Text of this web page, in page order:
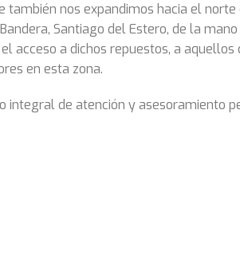
también nos expandimos hacia el norte
Santiago del Estero, de la mano
acceso a dichos repuestos, a aquellos
en esta zona.
integral de atención y asesoramiento